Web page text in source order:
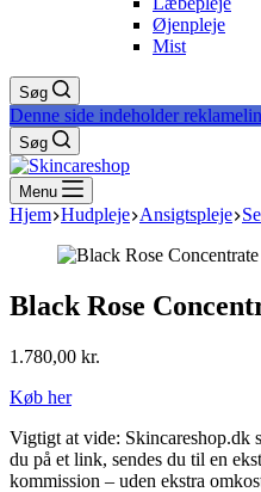
Øjenpleje
Mist
Søg
Denne side indeholder
Søg
Menu
Hjem Hudpleje Ansigtspleje
Black Rose
1.780,00 kr.
Køb her
Vigtigt at vide:
du på et link, sendes du til en
kommission – uden ekstra